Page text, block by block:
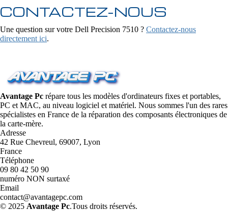
CONTACTEZ-NOUS
Une question sur votre Dell Precision 7510 ? Contactez-nous
directement ici.
Avantage Pc répare tous les modèles d'ordinateurs fixes et portables,
PC et MAC, au niveau logiciel et matériel. Nous sommes l'un des rares
spécialistes en France de la réparation des composants électroniques de
la carte-mère.
Adresse
42 Rue Chevreul, 69007, Lyon
France
Téléphone
09 80 42 50 90
numéro NON surtaxé
Email
contact@avantagepc.com
© 2025 Avantage Pc.Tous droits réservés.